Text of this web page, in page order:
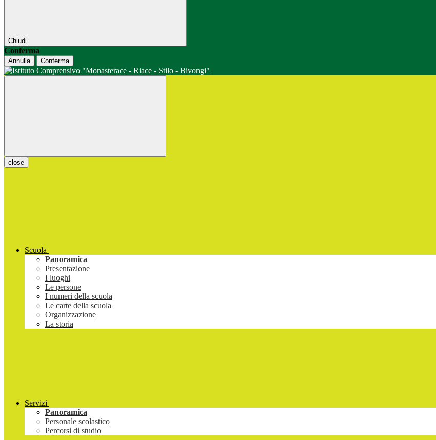
Chiudi
Conferma
Annulla Conferma
close
Scuola
Panoramica
Presentazione
I luoghi
Le persone
I numeri della scuola
Le carte della scuola
Organizzazione
La storia
Servizi
Panoramica
Personale scolastico
Percorsi di studio